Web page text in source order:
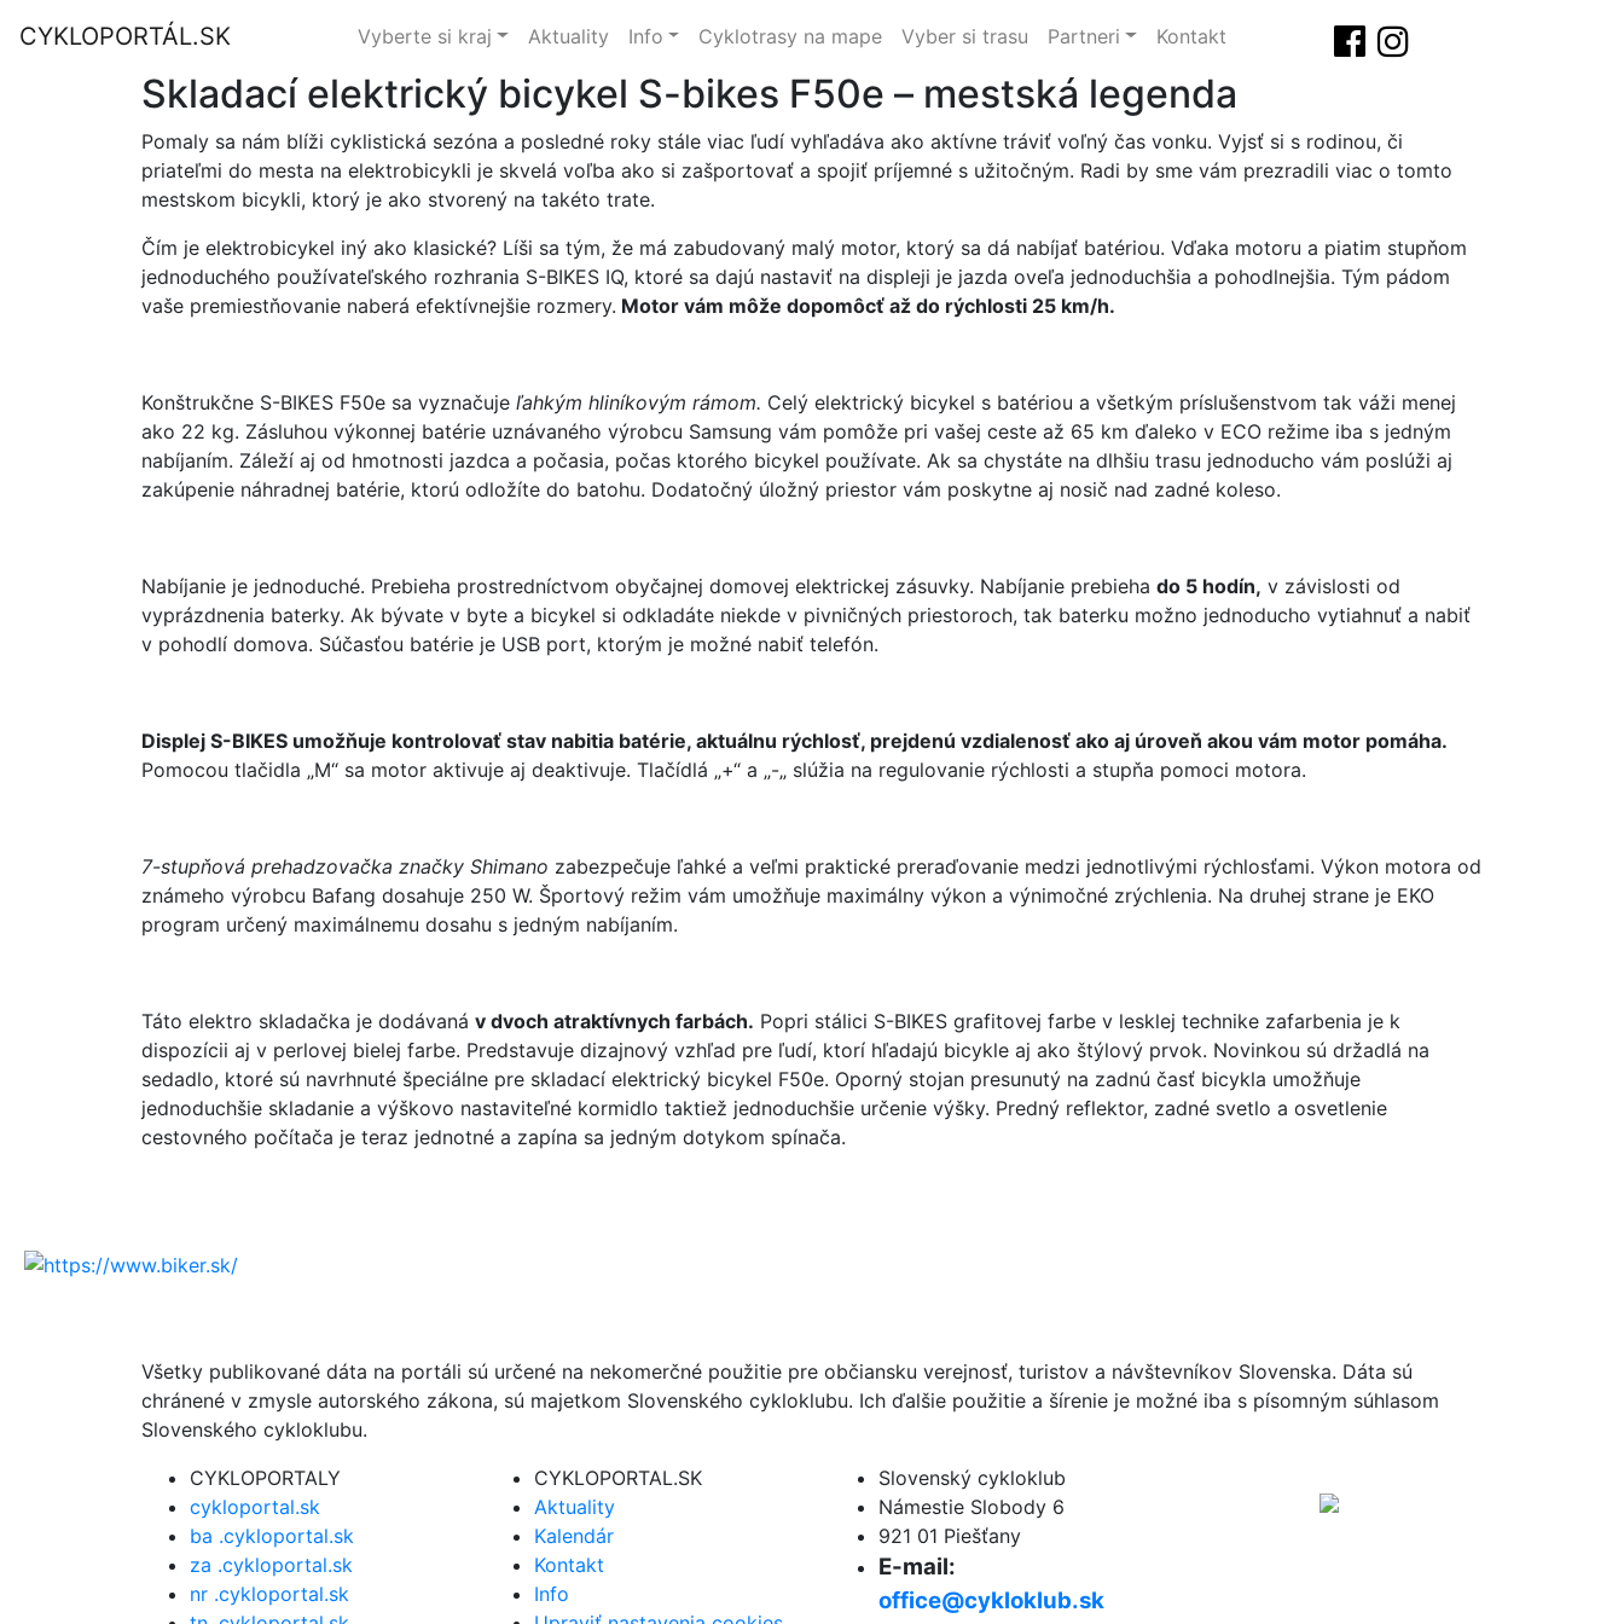
CYKLOPORTÁL.SK Vyberte si kraj Aktuality Info Cyklotrasy na mape Vyber si trasu Partneri Kontakt
Skladací elektrický bicykel S-bikes F50e – mestská legenda
Pomaly sa nám blíži cyklistická sezóna a posledné roky stále viac ľudí vyhľadáva ako aktívne tráviť voľný čas vonku. Vyjsť si s rodinou, či
priateľmi do mesta na elektrobicykli je skvelá voľba ako si zašportovať a spojiť príjemné s užitočným. Radi by sme vám prezradili viac o tomto
mestskom bicykli, ktorý je ako stvorený na takéto trate.
Čím je elektrobicykel iný ako klasické? Líši sa tým, že má zabudovaný malý motor, ktorý sa dá nabíjať batériou. Vďaka motoru a piatim stupňom
jednoduchého používateľského rozhrania S-BIKES IQ, ktoré sa dajú nastaviť na displeji je jazda oveľa jednoduchšia a pohodlnejšia. Tým pádom
vaše premiestňovanie naberá efektívnejšie rozmery. Motor vám môže dopomôcť až do rýchlosti 25 km/h.
Konštrukčne S-BIKES F50e sa vyznačuje ľahkým hliníkovým rámom. Celý elektrický bicykel s batériou a všetkým príslušenstvom tak váži menej
ako 22 kg. Zásluhou výkonnej batérie uznávaného výrobcu Samsung vám pomôže pri vašej ceste až 65 km ďaleko v ECO režime iba s jedným
nabíjaním. Záleží aj od hmotnosti jazdca a počasia, počas ktorého bicykel používate. Ak sa chystáte na dlhšiu trasu jednoducho vám poslúži aj
zakúpenie náhradnej batérie, ktorú odložíte do batohu. Dodatočný úložný priestor vám poskytne aj nosič nad zadné koleso.
Nabíjanie je jednoduché. Prebieha prostredníctvom obyčajnej domovej elektrickej zásuvky. Nabíjanie prebieha do 5 hodín, v závislosti od
vyprázdnenia baterky. Ak bývate v byte a bicykel si odkladáte niekde v pivničných priestoroch, tak baterku možno jednoducho vytiahnuť a nabiť
v pohodlí domova. Súčasťou batérie je USB port, ktorým je možné nabiť telefón.
Displej S-BIKES umožňuje kontrolovať stav nabitia batérie, aktuálnu rýchlosť, prejdenú vzdialenosť ako aj úroveň akou vám motor pomáha.
Pomocou tlačidla „M“ sa motor aktivuje aj deaktivuje. Tlačídlá „+“ a „-„ slúžia na regulovanie rýchlosti a stupňa pomoci motora.
7-stupňová prehadzovačka značky Shimano zabezpečuje ľahké a veľmi praktické preraďovanie medzi jednotlivými rýchlosťami. Výkon motora od
známeho výrobcu Bafang dosahuje 250 W. Športový režim vám umožňuje maximálny výkon a výnimočné zrýchlenia. Na druhej strane je EKO
program určený maximálnemu dosahu s jedným nabíjaním.
Táto elektro skladačka je dodávaná v dvoch atraktívnych farbách. Popri stálici S-BIKES grafitovej farbe v lesklej technike zafarbenia je k
dispozícii aj v perlovej bielej farbe. Predstavuje dizajnový vzhľad pre ľudí, ktorí hľadajú bicykle aj ako štýlový prvok. Novinkou sú držadlá na
sedadlo, ktoré sú navrhnuté špeciálne pre skladací elektrický bicykel F50e. Oporný stojan presunutý na zadnú časť bicykla umožňuje
jednoduchšie skladanie a výškovo nastaviteľné kormidlo taktiež jednoduchšie určenie výšky. Predný reflektor, zadné svetlo a osvetlenie
cestovného počítača je teraz jednotné a zapína sa jedným dotykom spínača.
Všetky publikované dáta na portáli sú určené na nekomerčné použitie pre občiansku verejnosť, turistov a návštevníkov Slovenska. Dáta sú
chránené v zmysle autorského zákona, sú majetkom Slovenského cykloklubu. Ich ďalšie použitie a šírenie je možné iba s písomným súhlasom
Slovenského cykloklubu.
CYKLOPORTALY
cykloportal.sk
ba .cykloportal.sk
za .cykloportal.sk
nr .cykloportal.sk
CYKLOPORTAL.SK
Aktuality
Kalendár
Kontakt
Info
Slovenský cykloklub
Námestie Slobody 6
921 01 Piešťany
E-mail:
office@cykloklub.sk